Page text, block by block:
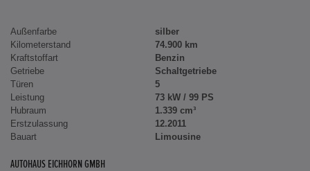
Außenfarbe
silber
Kilometerstand
74.900 km
Kraftstoffart
Benzin
Getriebe
Schaltgetriebe
Türen
5
Leistung
73 kW / 99 PS
Hubraum
1.339 cm³
Erstzulassung
12.2011
Bauart
Limousine
AUTOHAUS EICHHORN GMBH